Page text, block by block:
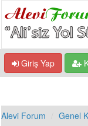
Giriş Yap
Alevi Forum Genel